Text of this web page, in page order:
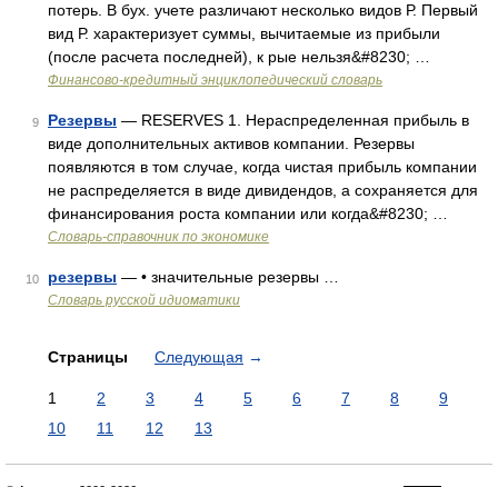
потерь. В бух. учете различают несколько видов Р. Первый
вид Р. характеризует суммы, вычитаемые из прибыли
(после расчета последней), к рые нельзя&#8230; …
Финансово-кредитный энциклопедический словарь
9 Резервы — RESERVES 1. Нераспределенная прибыль в
виде дополнительных активов компании. Резервы
появляются в том случае, когда чистая прибыль компании
не распределяется в виде дивидендов, а сохраняется для
финансирования роста компании или когда&#8230; …
Словарь-справочник по экономике
10 резервы — • значительные резервы …
Словарь русской идиоматики
Страницы Следующая →
1 2 3 4 5 6 7 8
9
10
11 12 13